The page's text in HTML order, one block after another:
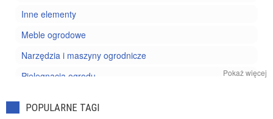
Inne elementy
Meble ogrodowe
Narzędzia i maszyny ogrodnicze
Pielęgnacja ogrodu
Pokaż więcej
POPULARNE TAGI